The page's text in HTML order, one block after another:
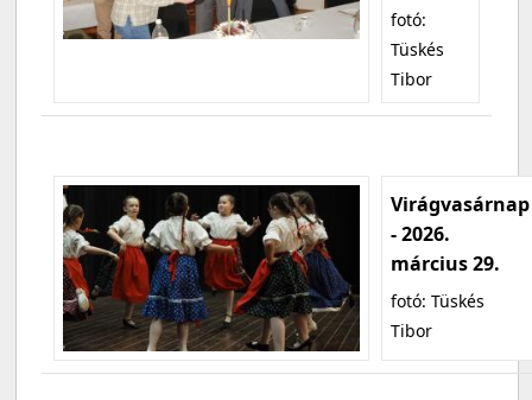
fotó:
Tüskés
Tibor
Virágvasárnap
- 2026.
március 29.
fotó: Tüskés
Tibor